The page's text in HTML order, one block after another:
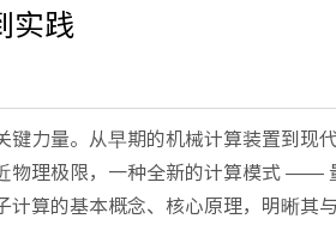
实践
力量。从早期的机械计算装置到现
物理极限，一种全新的计算模式 ——
算的基本概念、核心原理，明晰其